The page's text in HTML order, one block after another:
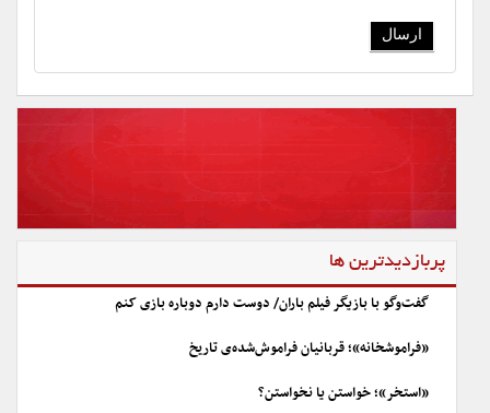
پربازدیدترین ها
گفت‌وگو با بازیگر فیلم باران/ دوست دارم دوباره بازی کنم
«فراموشخانه»؛ قربانیان فراموش‌شده‌ی تاریخ
«استخر»؛ خواستن یا نخواستن؟